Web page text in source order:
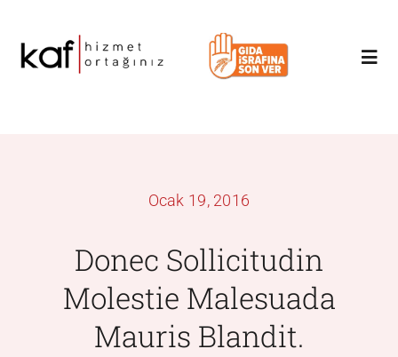
content
Hizmetler
Ocak 19, 2016
Donec Sollicitudin
Molestie Malesuada
Mauris Blandit.